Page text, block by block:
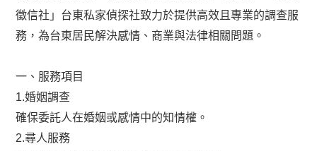
徵信社」台東私家偵探社致力於提供高效且專業的調查服
務，為台東居民解決感情、商業與法律相關問題。
一、服務項目
1.婚姻調查
確保委託人在婚姻或感情中的知情權。
2.尋人服務